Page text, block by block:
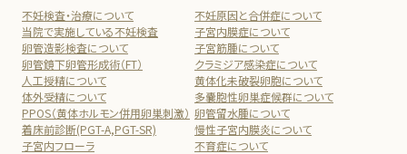
不妊検査・治療について
当院で実施している不妊検査
卵管造影検査について
卵管鏡下卵管形成術（FT）
人工授精について
体外受精について
PPOS（黄体ホルモン併用卵巣刺激）
着床前診断(PGT-A,PGT-SR)
子宮内フローラ
不妊原因と合併症について
子宮内膜症について
子宮筋腫について
クラミジア感染症について
黄体化未破裂卵胞について
多嚢胞性卵巣症候群について
卵管留水腫について
慢性子宮内膜炎について
不育症について